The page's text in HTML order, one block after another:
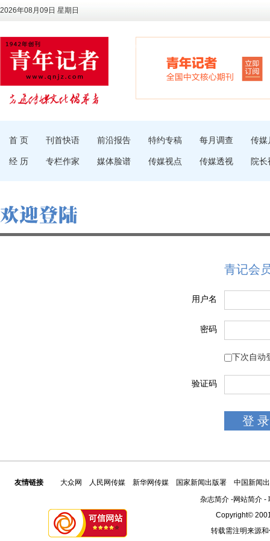
2026年08月09日 星期日
首 页 刊首快语 前沿报告 特约专稿 每月调查 传媒
经 历 专栏作家 媒体脸谱 传媒视点 传媒透视 院长
青记会
用户名
密码
下次自动
验证码
友情链接 大众网 人民网传媒 新华网传媒 国家新闻出版署
中国新闻
杂志简介 -网站简介 -
Copyright©
转载需注明来源